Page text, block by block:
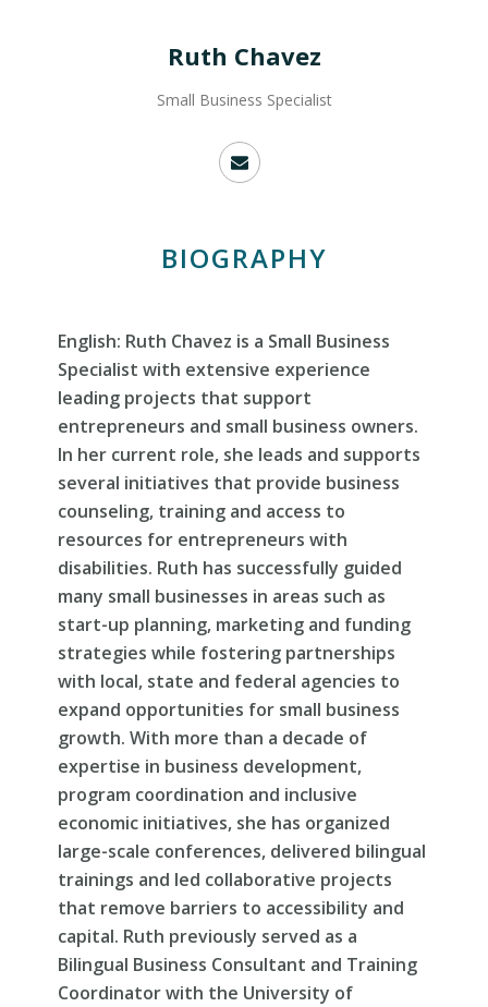
Ruth Chavez
Small Business Specialist
BIOGRAPHY
English: Ruth Chavez is a Small Business
Specialist with extensive experience
leading projects that support
entrepreneurs and small business owners.
In her current role, she leads and supports
several initiatives that provide business
counseling, training and access to
resources for entrepreneurs with
disabilities. Ruth has successfully guided
many small businesses in areas such as
start-up planning, marketing and funding
strategies while fostering partnerships
with local, state and federal agencies to
expand opportunities for small business
growth. With more than a decade of
expertise in business development,
program coordination and inclusive
economic initiatives, she has organized
large-scale conferences, delivered bilingual
trainings and led collaborative projects
that remove barriers to accessibility and
capital. Ruth previously served as a
Bilingual Business Consultant and Training
Coordinator with the University of